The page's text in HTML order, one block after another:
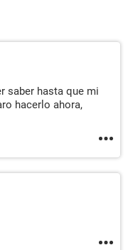
saber hasta que mi
hacerlo ahora,